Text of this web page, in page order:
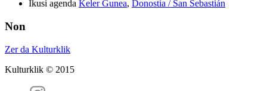
Ikusi agenda Keler Gunea, Donostia / San Sebastián
Non
Zer da Kulturklik
Kulturklik © 2015